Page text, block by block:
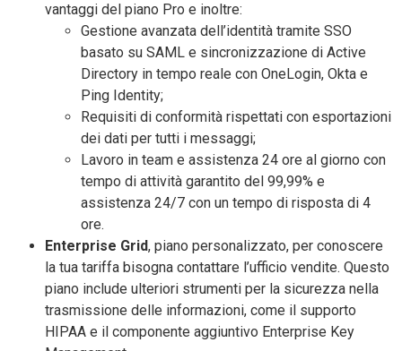
vantaggi del piano Pro e inoltre:
Gestione avanzata dell’identità tramite SSO
basato su SAML e sincronizzazione di Active
Directory in tempo reale con OneLogin, Okta e
Ping Identity;
Requisiti di conformità rispettati con esportazioni
dei dati per tutti i messaggi;
Lavoro in team e assistenza 24 ore al giorno con
tempo di attività garantito del 99,99% e
assistenza 24/7 con un tempo di risposta di 4
ore.
Enterprise Grid, piano personalizzato, per conoscere
la tua tariffa bisogna contattare l’ufficio vendite. Questo
piano include ulteriori strumenti per la sicurezza nella
trasmissione delle informazioni, come il supporto
HIPAA e il componente aggiuntivo Enterprise Key